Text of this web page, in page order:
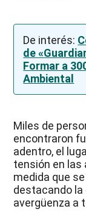
De interés:
de
Formar a
Ambiental
Miles de
encontraron
adentro, el
tensión en las
medida que
destacando la
avergüenza a